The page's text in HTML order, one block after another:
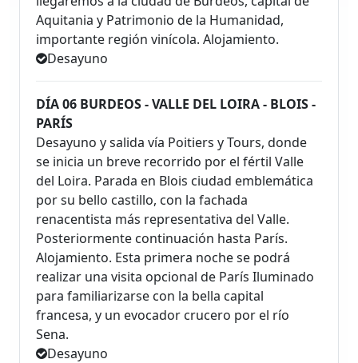
Aquitania y Patrimonio de la Humanidad,
importante región vinícola. Alojamiento.
Desayuno
DÍA 06 BURDEOS - VALLE DEL LOIRA - BLOIS -
PARÍS
Desayuno y salida vía Poitiers y Tours, donde
se inicia un breve recorrido por el fértil Valle
del Loira. Parada en Blois ciudad emblemática
por su bello castillo, con la fachada
renacentista más representativa del Valle.
Posteriormente continuación hasta París.
Alojamiento. Esta primera noche se podrá
realizar una visita opcional de París Iluminado
para familiarizarse con la bella capital
francesa, y un evocador crucero por el río
Sena.
Desayuno